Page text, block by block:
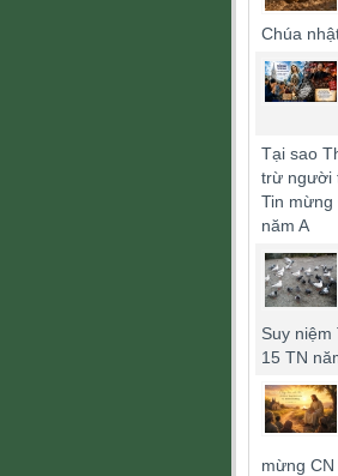
Chúa
Tại sao
trừ người
Tin mừng
năm A
Suy niệm
15 TN
mừng CN